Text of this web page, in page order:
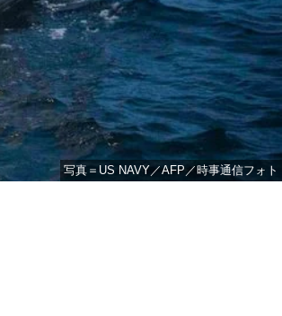
写真＝US NAVY／AFP／時事通信フォト